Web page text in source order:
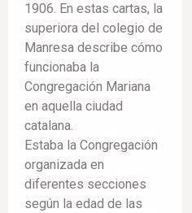
1906. En estas cartas, la
superiora del colegio de
Manresa describe cómo
funcionaba la
Congregación Mariana
en aquella ciudad
catalana.
Estaba la Congregación
organizada en
diferentes secciones
según la edad de las